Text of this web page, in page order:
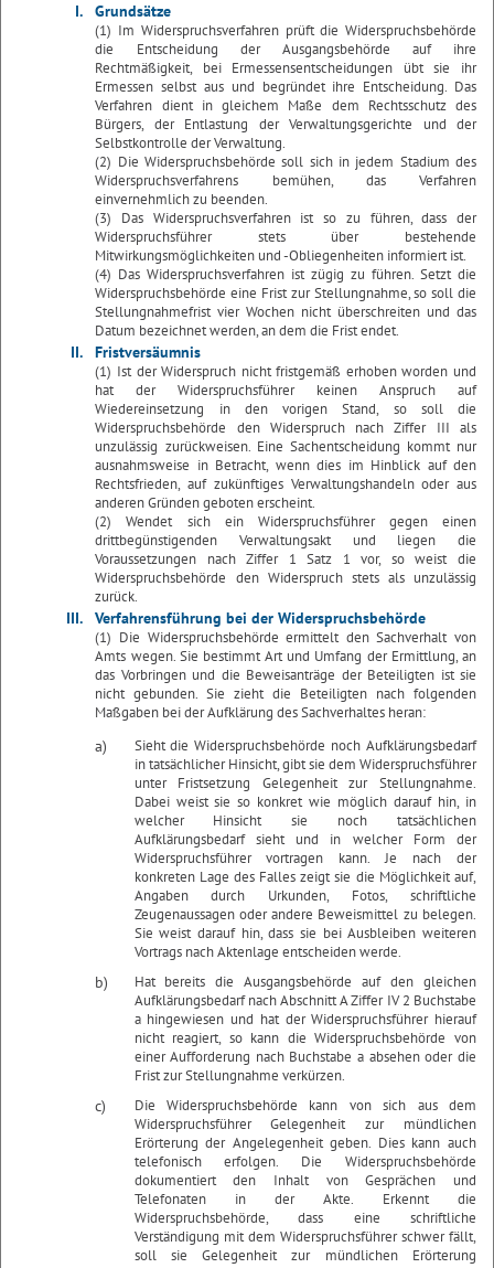
I.
Grundsätze
(1) Im Widerspruchsverfahren prüft die Widerspruchsbehörde
die Entscheidung der Ausgangsbehörde auf ihre
Rechtmäßigkeit, bei Ermessensentscheidungen übt sie ihr
Ermessen selbst aus und begründet ihre Entscheidung. Das
Verfahren dient in gleichem Maße dem Rechtsschutz des
Bürgers, der Entlastung der Verwaltungsgerichte und der
Selbstkontrolle der Verwaltung.
(2) Die Widerspruchsbehörde soll sich in jedem Stadium des
Widerspruchsverfahrens bemühen, das Verfahren
einvernehmlich zu beenden.
(3) Das Widerspruchsverfahren ist so zu führen, dass der
Widerspruchsführer stets über bestehende
Mitwirkungsmöglichkeiten und -Obliegenheiten informiert ist.
(4) Das Widerspruchsverfahren ist zügig zu führen. Setzt die
Widerspruchsbehörde eine Frist zur Stellungnahme, so soll die
Stellungnahmefrist vier Wochen nicht überschreiten und das
Datum bezeichnet werden, an dem die Frist endet.
II. Fristversäumnis
(1) Ist der Widerspruch nicht fristgemäß erhoben worden und
hat der Widerspruchsführer keinen Anspruch auf
Wiedereinsetzung in den vorigen Stand, so soll die
Widerspruchsbehörde den Widerspruch nach Ziffer III als
unzulässig zurückweisen. Eine Sachentscheidung kommt nur
ausnahmsweise in Betracht, wenn dies im Hinblick auf den
Rechtsfrieden, auf zukünftiges Verwaltungshandeln oder aus
anderen Gründen geboten erscheint.
(2) Wendet sich ein Widerspruchsführer gegen einen
drittbegünstigenden Verwaltungsakt und liegen die
Voraussetzungen nach Ziffer 1 Satz 1 vor, so weist die
Widerspruchsbehörde den Widerspruch stets als unzulässig
zurück.
III. Verfahrensführung bei der Widerspruchsbehörde
(1) Die Widerspruchsbehörde ermittelt den Sachverhalt von
Amts wegen. Sie bestimmt Art und Umfang der Ermittlung, an
das Vorbringen und die Beweisanträge der Beteiligten ist sie
nicht gebunden. Sie zieht die Beteiligten nach folgenden
Maßgaben bei der Aufklärung des Sachverhaltes heran:
a)
Sieht die Widerspruchsbehörde noch Aufklärungsbedarf
in tatsächlicher Hinsicht, gibt sie dem Widerspruchsführer
unter Fristsetzung Gelegenheit zur Stellungnahme.
Dabei weist sie so konkret wie möglich darauf hin, in
welcher Hinsicht sie noch tatsächlichen
Aufklärungsbedarf sieht und in welcher Form der
Widerspruchsführer vortragen kann. Je nach der
konkreten Lage des Falles zeigt sie die Möglichkeit auf,
Angaben durch Urkunden, Fotos, schriftliche
Zeugenaussagen oder andere Beweismittel zu belegen.
Sie weist darauf hin, dass sie bei Ausbleiben weiteren
Vortrags nach Aktenlage entscheiden werde.
b)
Hat bereits die Ausgangsbehörde auf den gleichen
Aufklärungsbedarf nach Abschnitt A Ziffer IV 2 Buchstabe
a hingewiesen und hat der Widerspruchsführer hierauf
nicht reagiert, so kann die Widerspruchsbehörde von
einer Aufforderung nach Buchstabe a absehen oder die
Frist zur Stellungnahme verkürzen.
c)
Die Widerspruchsbehörde kann von sich aus dem
Widerspruchsführer Gelegenheit zur mündlichen
Erörterung der Angelegenheit geben. Dies kann auch
telefonisch erfolgen. Die Widerspruchsbehörde
dokumentiert den Inhalt von Gesprächen und
Telefonaten in der Akte. Erkennt die
Widerspruchsbehörde, dass eine schriftliche
Verständigung mit dem Widerspruchsführer schwer fällt,
soll sie Gelegenheit zur mündlichen Erörterung